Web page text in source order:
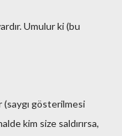
Umulur ki (bu
(saygı gösterilmesi
kim size saldırırsa,